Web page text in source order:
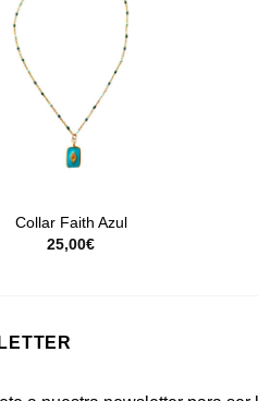
Collar Faith Azul
25,00€